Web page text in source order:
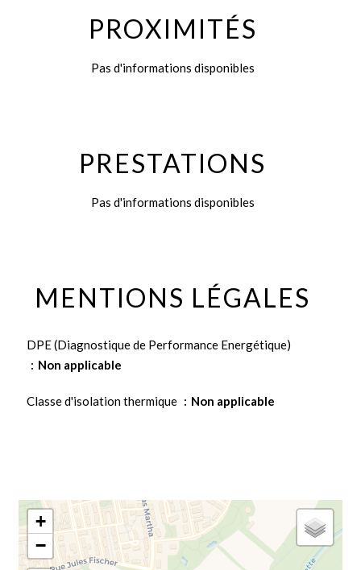
PROXIMITÉS
Pas d'informations disponibles
PRESTATIONS
Pas d'informations disponibles
MENTIONS LÉGALES
DPE (Diagnostique de Performance Energétique)
Non applicable
Classe d'isolation thermique Non applicable
+
−